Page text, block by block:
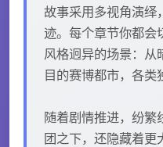
故事采用多视角演绎
迹。每个章节你都会
风格迥异的场景：从
目的赛博都市，各类
随着剧情推进，纷繁
团之下，还隐藏着更